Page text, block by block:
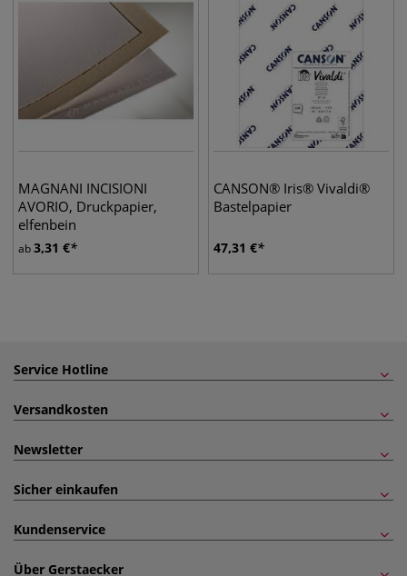
MAGNANI INCISIONI
AVORIO, Druckpapier,
elfenbein
ab3,31 €
CANSON® Iris® Vivaldi®
Bastelpapier
47,31 €
Service Hotline
Versandkosten
Newsletter
Sicher einkaufen
Kundenservice
Über Gerstaecker